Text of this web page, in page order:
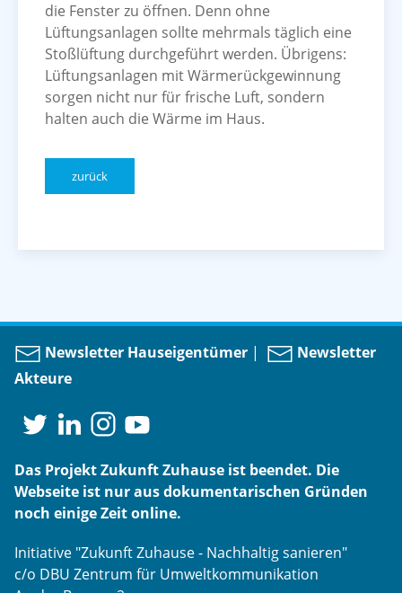
die Fenster zu öffnen. Denn ohne
Lüftungsanlagen sollte mehrmals täglich eine
Stoßlüftung durchgeführt werden. Übrigens:
Lüftungsanlagen mit Wärmerückgewinnung
sorgen nicht nur für frische Luft, sondern
halten auch die Wärme im Haus.
zurück
Newsletter Hauseigentümer |
Newsletter
Akteure
Das Projekt Zukunft Zuhause ist beendet. Die
Webseite ist nur aus dokumentarischen Gründen
noch einige Zeit online.
Initiative "Zukunft Zuhause - Nachhaltig sanieren"
c/o DBU Zentrum für Umweltkommunikation